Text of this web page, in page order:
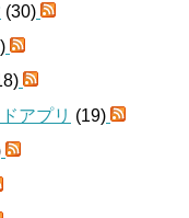
(30)
アプリ (19)